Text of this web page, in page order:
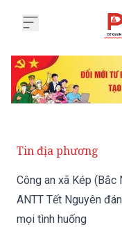
Tin địa phương
Công an xã Kép
ANTT Tết Nguyên
mọi tình huống